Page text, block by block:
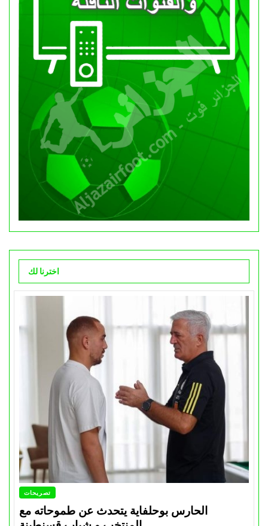
اخترنا لك
تصريحات
الحارس بوحلفاية يتحدث عن طموحاته مع